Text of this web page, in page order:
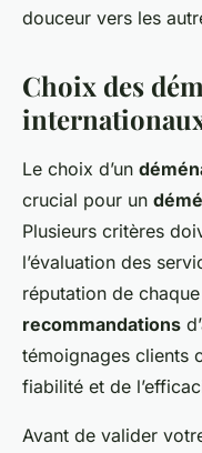
douceur vers les
Choix des
Le choix d’un
crucial pour un
Plusieurs critères
l’évaluation des
réputation de
recommandations
témoignages clients
fiabilité et de
Avant de valider